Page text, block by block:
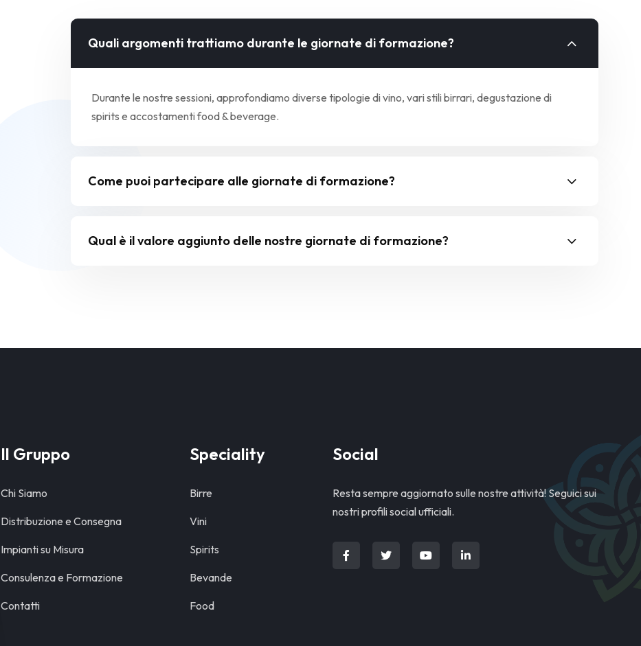
Quali argomenti trattiamo durante le giornate di formazione?
Durante le nostre sessioni, approfondiamo diverse tipologie di vino, vari stili birrari, degustazione di
spirits e accostamenti food & beverage.
Come puoi partecipare alle giornate di formazione?
Qual è il valore aggiunto delle nostre giornate di formazione?
Il Gruppo
Chi Siamo
Distribuzione e Consegna
Impianti su Misura
Consulenza e Formazione
Contatti
Speciality
Birre
Vini
Spirits
Bevande
Food
Social
Resta sempre aggiornato sulle nostre attività! Seguici sui
nostri profili social ufficiali.